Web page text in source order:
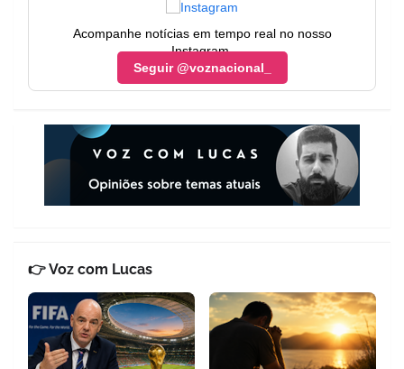
Acompanhe notícias em tempo real no nosso
Instagram.
Seguir @voznacional_
👉 Voz com Lucas